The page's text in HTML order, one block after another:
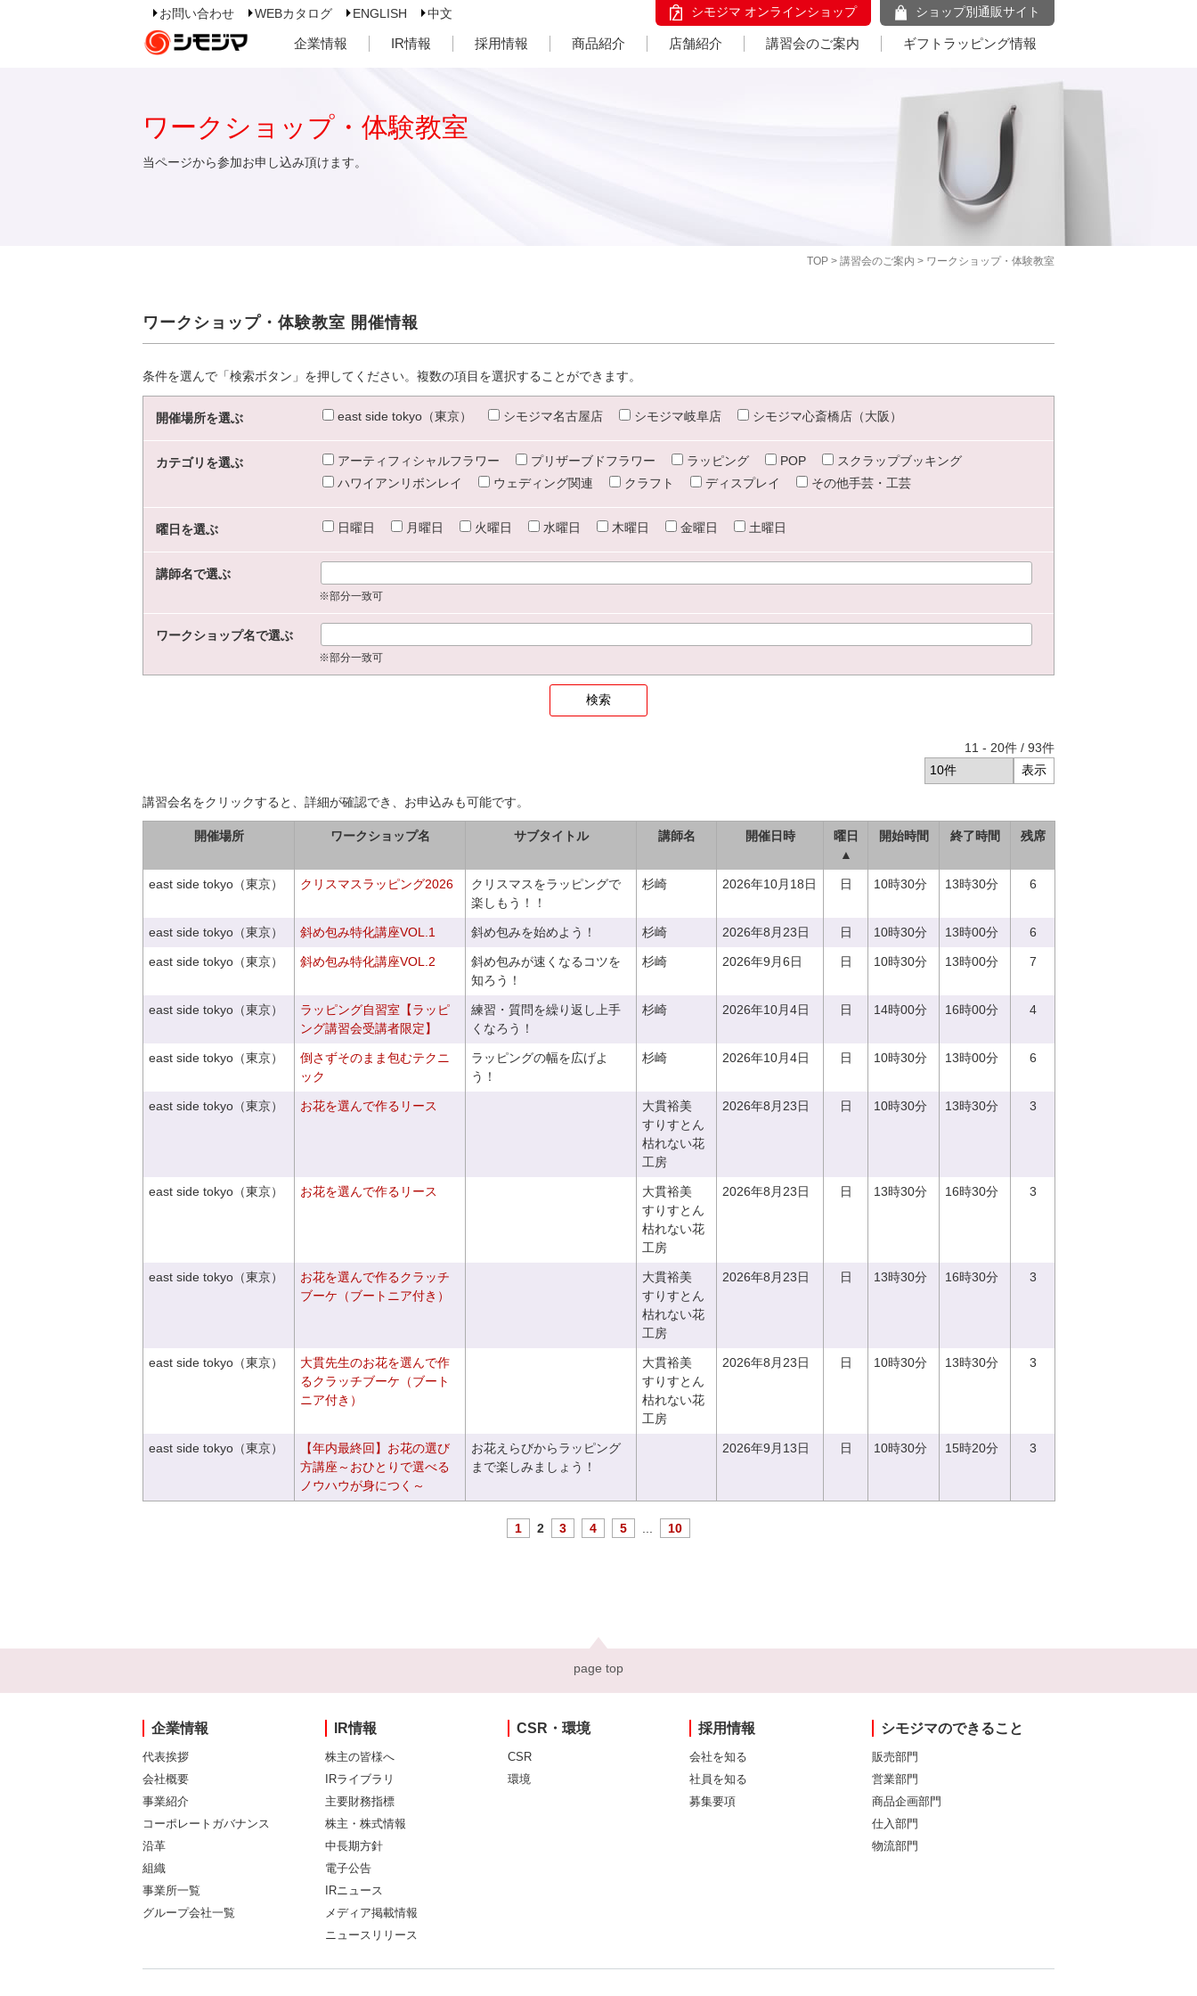
お問い合わせ WEBカタログ ENGLISH 中文 シモジマ オンラインショップ ショップ別通販サイト
企業情報 IR情報 採用情報 商品紹介 店舗紹介 講習会のご案内 ギフトラッピング情報
TOP > 講習会のご案内 > ワークショップ・体験教室
ワークショップ・体験教室
当ページから参加お申し込み頂けます。
ワークショップ・体験教室 開催情報
条件を選んで「検索ボタン」を押してください。複数の項目を選択することができます。
開催場所を選ぶ east side tokyo（東京） シモジマ名古屋店 シモジマ岐阜店 シモジマ心斎橋店（大阪）
カテゴリを選ぶ アーティフィシャルフラワー プリザーブドフラワー ラッピング POP
スクラップブッキング
ハワイアンリボンレイ
ウェディング関連 クラフト ディスプレイ その他手芸・工芸
曜日を選ぶ 日曜日 月曜日 火曜日 水曜日 木曜日 金曜日 土曜日
講師名で選ぶ
※部分一致可
ワークショップ名で選ぶ
※部分一致可
11 - 20件 / 93件
講習会名をクリックすると、詳細が確認でき、お申込みも可能です。
開催場所 ワークショップ名 サブタイトル 講師名 開催日時
曜日
▲
開始時間 終了時間 残席
east side tokyo（東京） クリスマスラッピング2026
クリスマスをラッピングで
楽しもう！！
杉崎 2026年10月18日 日 10時30分 13時30分 6
east side tokyo（東京） 斜め包み特化講座VOL.1 斜め包みを始めよう！ 杉崎 2026年8月23日 日 10時30分 13時00分 6
east side tokyo（東京） 斜め包み特化講座VOL.2
斜め包みが速くなるコツを
知ろう！
杉崎 2026年9月6日 日 10時30分 13時00分 7
east side tokyo（東京）
ラッピング自習室【ラッピ
ング講習会受講者限定】
練習・質問を繰り返し上手
くなろう！
杉崎 2026年10月4日 日 14時00分 16時00分 4
east side tokyo（東京）
倒さずそのまま包むテクニ
ック
ラッピングの幅を広げよ
う！
杉崎 2026年10月4日 日 10時30分 13時00分 6
east side tokyo（東京） お花を選んで作るリース
大貫裕美
すりすとん
枯れない花
工房
2026年8月23日 日 10時30分 13時30分 3
east side tokyo（東京） お花を選んで作るリース
大貫裕美
すりすとん
枯れない花
工房
2026年8月23日 日 13時30分 16時30分 3
east side tokyo（東京）
お花を選んで作るクラッチ
ブーケ（ブートニア付き）
大貫裕美
すりすとん
枯れない花
工房
2026年8月23日 日 13時30分 16時30分 3
east side tokyo（東京）
大貫先生のお花を選んで作
るクラッチブーケ（ブート
ニア付き）
大貫裕美
すりすとん
枯れない花
工房
2026年8月23日 日 10時30分 13時30分 3
east side tokyo（東京）
【年内最終回】お花の選び
方講座～おひとりで選べる
ノウハウが身につく～
お花えらびからラッピング
まで楽しみましょう！
2026年9月13日 日 10時30分 15時20分 3
1 2 3 4 5 10
page top
企業情報
代表挨拶
会社概要
事業紹介
コーポレートガバナンス
沿革
組織
事業所一覧
グループ会社一覧
IR情報
株主の皆様へ
IRライブラリ
主要財務指標
株主・株式情報
中長期方針
電子公告
IRニュース
メディア掲載情報
ニュースリリース
CSR・環境
CSR
環境
採用情報
会社を知る
社員を知る
募集要項
シモジマのできること
販売部門
営業部門
商品企画部門
仕入部門
物流部門